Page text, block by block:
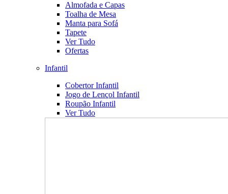
Almofada e Capas
Toalha de Mesa
Manta para Sofá
Tapete
Ver Tudo
Ofertas
Infantil
Cobertor Infantil
Jogo de Lençol Infantil
Roupão Infantil
Ver Tudo